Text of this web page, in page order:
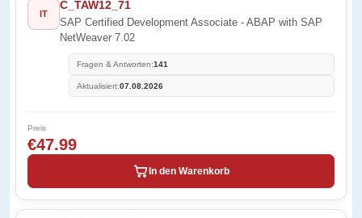
IT
C_TAW12_71
SAP Certified Development Associate - ABAP with SAP
NetWeaver 7.02
Fragen & Antworten:141
Aktualisiert:07.08.2026
Preis
€47.99
In den Warenkorb